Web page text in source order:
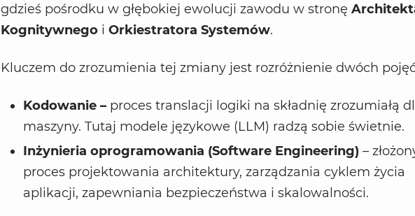
gdzieś pośrodku w głębokiej ewolucji zawodu w stronę
Kognitywnego i Orkiestratora Systemów.
Kluczem do zrozumienia tej zmiany jest rozróżnienie dwóch
Kodowanie – proces translacji logiki na składnię zrozumiałą
maszyny. Tutaj modele językowe (LLM) radzą sobie świetnie.
Inżynieria oprogramowania (Software Engineering) –
proces projektowania architektury, zarządzania cyklem życia
aplikacji, zapewniania bezpieczeństwa i skalowalności.